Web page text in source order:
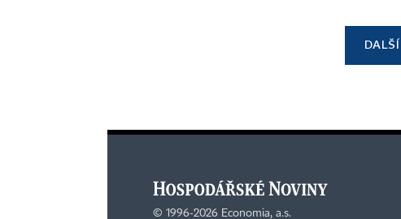
© 1996-2026 Economia, a.s.